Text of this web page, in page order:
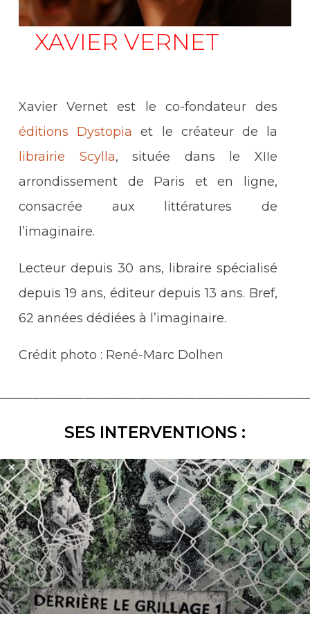
XAVIER VERNET
Xavier Vernet est le co-fondateur des
éditions Dystopia et le créateur de la
librairie Scylla, située dans le XIIe
arrondissement de Paris et en ligne,
consacrée aux littératures de
l’imaginaire.
Lecteur depuis 30 ans, libraire spécialisé
depuis 19 ans, éditeur depuis 13 ans. Bref,
62 années dédiées à l’imaginaire.
Crédit photo : René-Marc Dolhen
SES INTERVENTIONS :